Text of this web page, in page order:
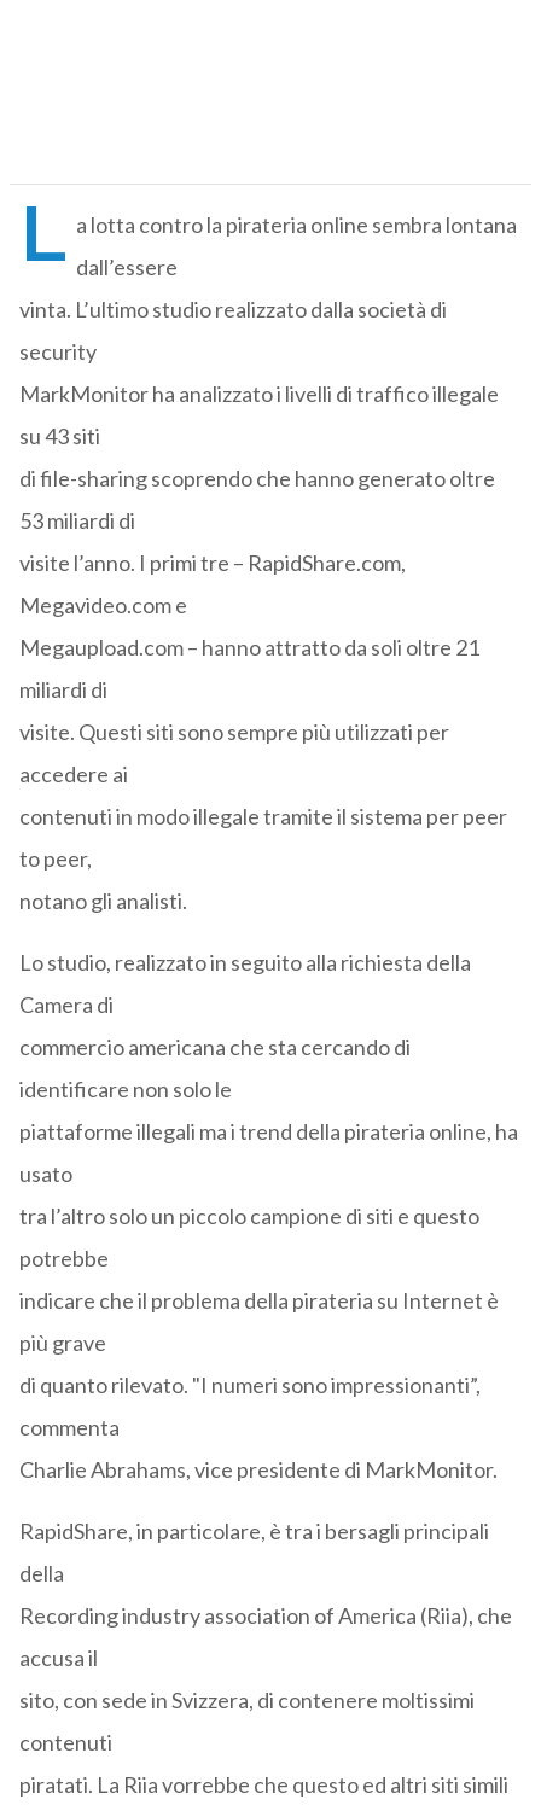
L a lotta contro la pirateria online sembra lontana
dall’essere
vinta. L’ultimo studio realizzato dalla società di
security
MarkMonitor ha analizzato i livelli di traffico illegale
su 43 siti
di file-sharing scoprendo che hanno generato oltre
53 miliardi di
visite l’anno. I primi tre – RapidShare.com,
Megavideo.com e
Megaupload.com – hanno attratto da soli oltre 21
miliardi di
visite. Questi siti sono sempre più utilizzati per
accedere ai
contenuti in modo illegale tramite il sistema per peer
to peer,
notano gli analisti.
Lo studio, realizzato in seguito alla richiesta della
Camera di
commercio americana che sta cercando di
identificare non solo le
piattaforme illegali ma i trend della pirateria online, ha
usato
tra l’altro solo un piccolo campione di siti e questo
potrebbe
indicare che il problema della pirateria su Internet è
più grave
di quanto rilevato. "I numeri sono impressionanti”,
commenta
Charlie Abrahams, vice presidente di MarkMonitor.
RapidShare, in particolare, è tra i bersagli principali
della
Recording industry association of America (Riia), che
accusa il
sito, con sede in Svizzera, di contenere moltissimi
contenuti
piratati. La Riia vorrebbe che questo ed altri siti simili